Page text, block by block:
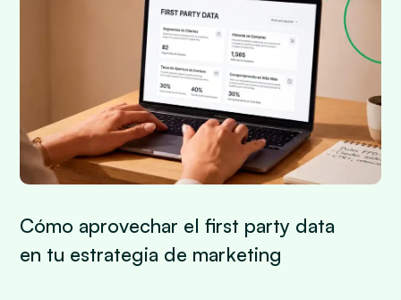
Cómo aprovechar el first party data
en tu estrategia de marketing